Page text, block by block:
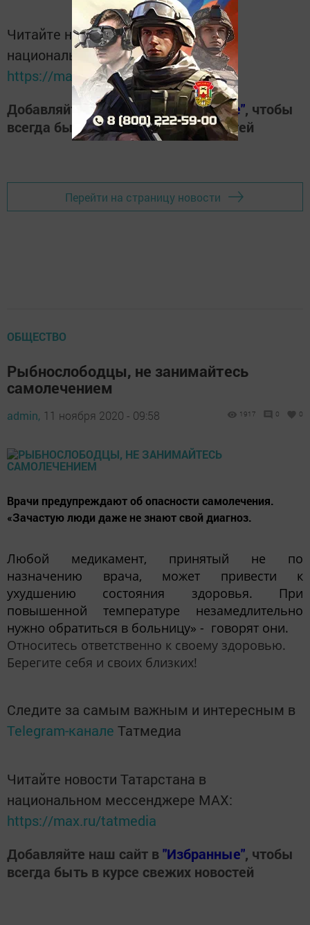
Читайте новости Татарстана в
национальном мессенджере MАХ:
https://max.ru/tatmedia
Добавляйте наш сайт в"Избранные", чтобы
всегда быть в курсе свежих новостей
Перейти на страницу новости
ОБЩЕСТВО
Рыбнослободцы, не занимайтесь
самолечением
admin, 11 ноября 2020 - 09:58 1917 0 0
Врачи предупреждают об опасности самолечения.
«Зачастую люди даже не знают свой диагноз.
Любой медикамент, принятый не по
назначению врача, может привести к
ухудшению состояния здоровья. При
повышенной температуре незамедлительно
нужно обратиться в больницу» - говорят они.
Относитесь ответственно к своему здоровью.
Берегите себя и своих близких!
Следите за самым важным и интересным в
Telegram-канале Татмедиа
Читайте новости Татарстана в
национальном мессенджере MАХ:
https://max.ru/tatmedia
Добавляйте наш сайт в"Избранные", чтобы
всегда быть в курсе свежих новостей